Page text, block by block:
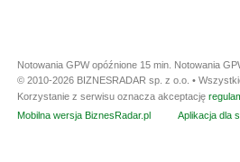
Notowania GPW opóźnione 15 min. Notowania
© 2010-2026 BIZNESRADAR sp. z o.o. •
Korzystanie z serwisu oznacza akceptację
Mobilna wersja BiznesRadar.pl
Aplikacja dla